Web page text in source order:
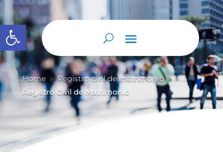
Abrir barra de herramientas
Home 9 Registro civil de matrimonio 9
Registro Civil de Matrimonio